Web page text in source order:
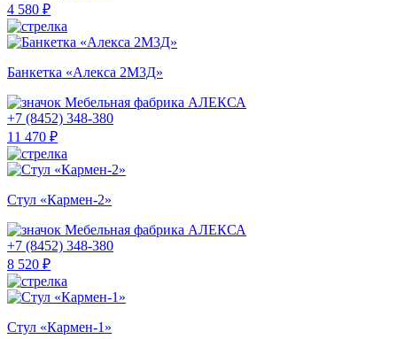
4 580 ₽
Банкетка «Алекса 2М3Д»
Мебельная фабрика АЛЕКСА
+7 (8452) 348-380
11 470 ₽
Стул «Кармен-2»
Мебельная фабрика АЛЕКСА
+7 (8452) 348-380
8 520 ₽
Стул «Кармен-1»